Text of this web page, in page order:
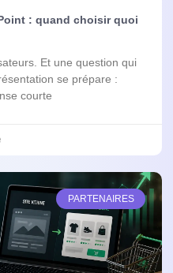
: quand choisir quoi
Et une question qui
se prépare :
courte
PARTENAIRES